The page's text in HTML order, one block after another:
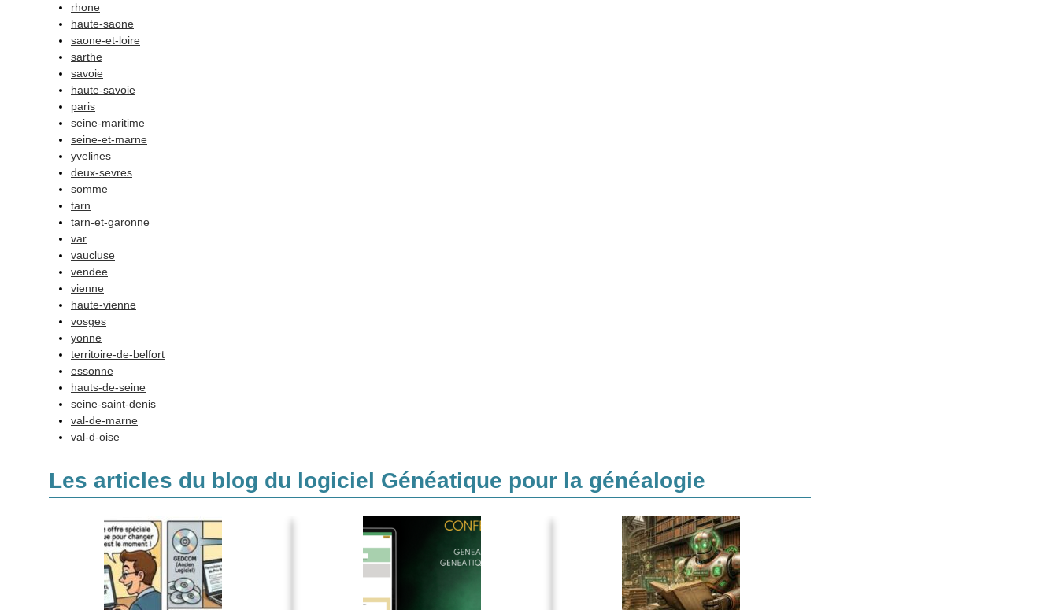
rhone
haute-saone
saone-et-loire
sarthe
savoie
haute-savoie
paris
seine-maritime
seine-et-marne
yvelines
deux-sevres
somme
tarn
tarn-et-garonne
var
vaucluse
vendee
vienne
haute-vienne
vosges
yonne
territoire-de-belfort
essonne
hauts-de-seine
seine-saint-denis
val-de-marne
val-d-oise
Les articles du blog du logiciel Généatique pour la généalogie